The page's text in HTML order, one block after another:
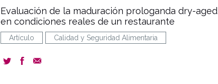
Evaluación de la maduración prologanda dry-aged
en condiciones reales de un restaurante
Artículo Calidad y Seguridad Alimentaria